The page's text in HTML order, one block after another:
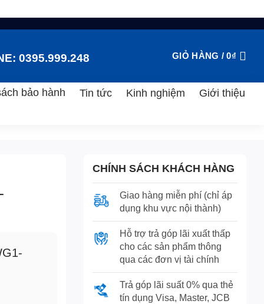
0395.999.248 GIỎ HÀNG /0₫
bảo hành Tin tức Kinh nghiệm
Giới thiệu
CHÍNH SÁCH KHÁCH HÀNG
Giao hàng miễn phí (chỉ áp
dụng khu vực nội thành)
Hỗ trợ trả góp lãi xuất thấp
cho các sản phẩm thông
qua các đơn vị tài chính
Trả góp lãi suất 0% qua thẻ
tín dụng Visa, Master, JCB